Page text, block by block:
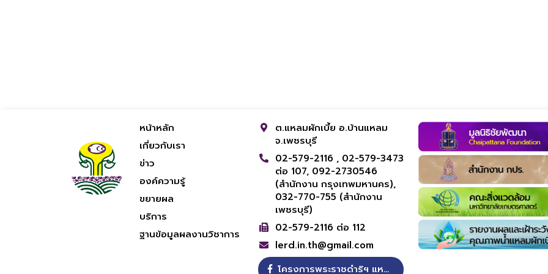
หน้าหลัก
เกี่ยวกับเรา
ข่าว
องค์ความรู้
ขยายผล
บริการ
ฐานข้อมูลผลงานวิชาการ
ต.แหลมผักเบี้ย อ.บ้านแหลม
จ.เพชรบุรี
02-579-2116 , 02-579-3473
ต่อ 107, 092-2730546
(สำนักงาน กรุงเทพมหานคร),
032-770-755 (สำนักงาน
เพชรบุรี)
02-579-2116 ต่อ 112
lerd.in.th@gmail.com
โครงการพระราชดำริฯ แหลมผักเบี้ย